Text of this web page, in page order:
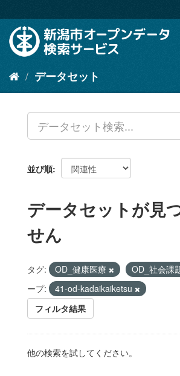
キ
容
データセット
並び順
データセットが見
せん
タグ: OD_健康医療 OD_社会課
ープ:
41-od-kadaikaiketsu
フィルタ結果
他の検索を試してください。